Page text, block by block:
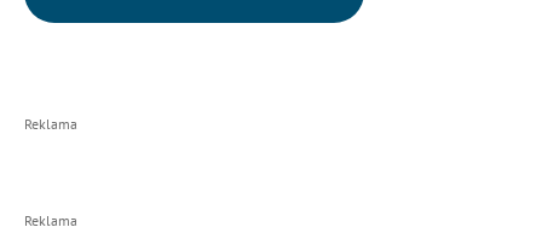
Reklama
Reklama